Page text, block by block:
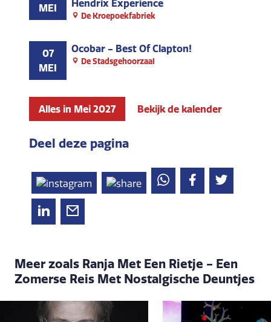
MEI Hendrix Experience
De Kroepoekfabriek
07
MEI
Ocobar - Best Of Clapton!
De Stadsgehoorzaal
Alles in Mei 2027 Bekijk de kalender
Deel deze pagina
Meer zoals Ranja Met Een Rietje - Een
Zomerse Reis Met Nostalgische Deuntjes